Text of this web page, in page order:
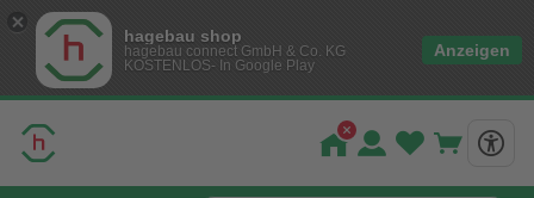
hagebau shop
hagebau connect GmbH & Co. KG
KOSTENLOS- In Google Play
Anzeigen